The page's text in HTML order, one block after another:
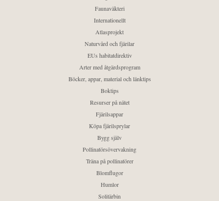
Faunaväkteri
Internationellt
Atlasprojekt
Naturvård och fjärilar
EUs habitatdirektiv
Arter med åtgärdsprogram
Böcker, appar, material och länktips
Boktips
Resurser på nätet
Fjärilsappar
Köpa fjärilsprylar
Bygg själv
Pollinatörsövervakning
Träna på pollinatörer
Blomflugor
Humlor
Solitärbin